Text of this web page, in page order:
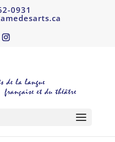
0931